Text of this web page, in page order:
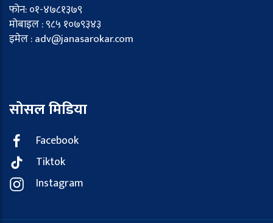
फोन: ०१-४७८१३७९
मोबाइल : ९८५ १०७९३४३
इमेल : adv@janasarokar.com
सोसल मिडिया
Facebook
Tiktok
Instagram